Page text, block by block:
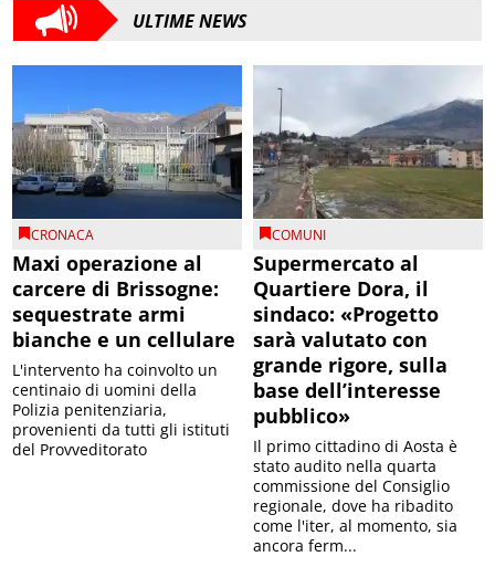
ULTIME NEWS
CRONACA
Maxi operazione al
carcere di Brissogne:
sequestrate armi
bianche e un cellulare
L'intervento ha coinvolto un
centinaio di uomini della
Polizia penitenziaria,
provenienti da tutti gli istituti
del Provveditorato
COMUNI
Supermercato al
Quartiere Dora, il
sindaco: «Progetto
sarà valutato con
grande rigore, sulla
base dell’interesse
pubblico»
Il primo cittadino di Aosta è
stato audito nella quarta
commissione del Consiglio
regionale, dove ha ribadito
come l'iter, al momento, sia
ancora ferm...